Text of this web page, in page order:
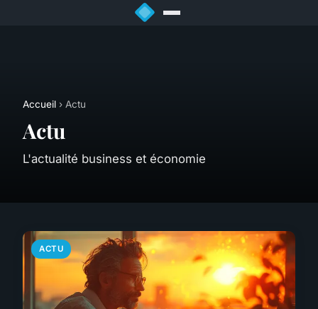
Accueil › Actu
Actu
L'actualité business et économie
ACTU